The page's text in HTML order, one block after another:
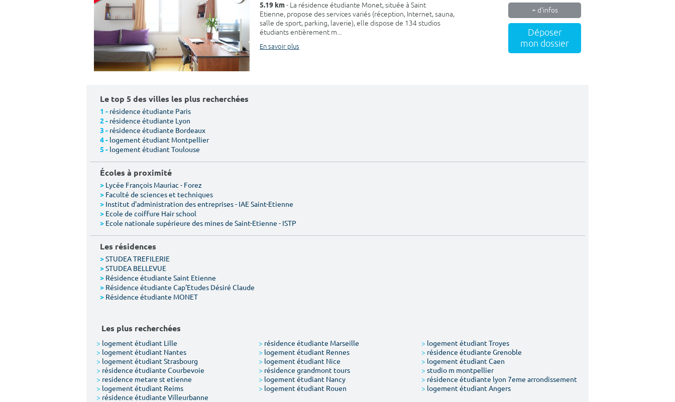
5.19 km- La résidence étudiante Monet, située à Saint
Etienne, propose des services variés (réception, Internet, sauna,
salle de sport, parking, laverie), elle dispose de 134 studios
étudiants entièrement m...
En savoir plus
+ d'infos
Déposer
mon dossier
Le top 5 des villes les plus recherchées
1 - résidence étudiante Paris
2 - résidence étudiante Lyon
3 - résidence étudiante Bordeaux
4 - logement étudiant Montpellier
5 - logement étudiant Toulouse
Écoles à proximité
> Lycée François Mauriac - Forez
> Faculté de sciences et techniques
> Institut d'administration des entreprises - IAE Saint-Etienne
> Ecole de coiffure Hair school
> Ecole nationale supérieure des mines de Saint-Etienne - ISTP
Les résidences
>STUDEA TREFILERIE
>STUDEA BELLEVUE
> Résidence étudiante Saint Etienne
> Résidence étudiante Cap'Etudes Désiré Claude
> Résidence étudiante MONET
Les plus recherchées
> logement étudiant Lille > résidence étudiante Marseille > logement étudiant Troyes
> logement étudiant Nantes > logement étudiant Rennes > résidence étudiante Grenoble
> logement étudiant Strasbourg > logement étudiant Nice > logement étudiant Caen
> résidence étudiante Courbevoie > résidence grandmont tours > studio m montpellier
> residence metare st etienne > logement étudiant Nancy > résidence étudiante lyon 7eme arrondissement
> logement étudiant Reims > logement étudiant Rouen > logement étudiant Angers
> résidence étudiante Villeurbanne